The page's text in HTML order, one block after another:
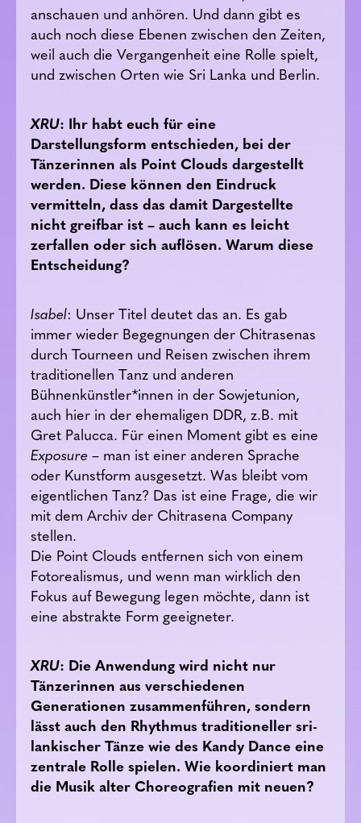
anschauen und anhören. Und dann gibt es
auch noch diese Ebenen zwischen den Zeiten,
weil auch die Vergangenheit eine Rolle spielt,
und zwischen Orten wie Sri Lanka und Berlin.
XRU: Ihr habt euch für eine
Darstellungsform entschieden, bei der
Tänzerinnen als Point Clouds dargestellt
werden. Diese können den Eindruck
vermitteln, dass das damit Dargestellte
nicht greifbar ist – auch kann es leicht
zerfallen oder sich auflösen. Warum diese
Entscheidung?
Isabel: Unser Titel deutet das an. Es gab
immer wieder Begegnungen der Chitrasenas
durch Tourneen und Reisen zwischen ihrem
traditionellen Tanz und anderen
Bühnenkünstler*innen in der Sowjetunion,
auch hier in der ehemaligen DDR, z.B. mit
Gret Palucca. Für einen Moment gibt es eine
Exposure – man ist einer anderen Sprache
oder Kunstform ausgesetzt. Was bleibt vom
eigentlichen Tanz? Das ist eine Frage, die wir
mit dem Archiv der Chitrasena Company
stellen.
Die Point Clouds entfernen sich von einem
Fotorealismus, und wenn man wirklich den
Fokus auf Bewegung legen möchte, dann ist
eine abstrakte Form geeigneter.
XRU: Die Anwendung wird nicht nur
Tänzerinnen aus verschiedenen
Generationen zusammenführen, sondern
lässt auch den Rhythmus traditioneller sri-
lankischer Tänze wie des Kandy Dance eine
zentrale Rolle spielen. Wie koordiniert man
die Musik alter Choreografien mit neuen?